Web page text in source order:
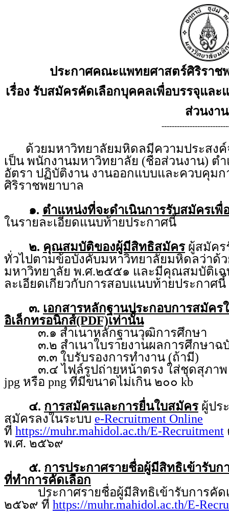
ประกาศคณะแพทยศาสตร์ศิริราช
เรื่อง รับสมัครคัดเลือกบุคคลเพื่อบรรจุแล
ส่วนงา
ด้วยมหาวิทยาลัยมหิดลมีความประสงค์
เป็น พนักงานมหาวิทยาลัย (ชื่อส่วนงาน) ต
อัตรา ปฏิบัติงาน งานออกแบบและควบคุม
ศิริราชพยาบาล
๑. ตำแหน่งที่จะดำเนินการรับสมัครเพื่
ในรายละเอียดแนบท้ายประกาศนี้
๒. คุณสมบัติของผู้มีสิทธิสมัครผู้สมัคร
ทั่วไปตามข้อบังคับมหาวิทยาลัยมหิดลว่าด้
มหาวิทยาลัย พ.ศ.๒๕๕๑ และมีคุณสมบัติเฉ
ละเอียดเกี่ยวกับการสอบแนบท้ายประกาศนี้
๓. เอกสารหลักฐานประกอบการสมัค
อิเล็กทรอนิกส์(PDF)เท่านั้น
๓.๑ สำเนาหลักฐานวุฒิการศึกษา
๓.๒ สำเนาใบรายงานผลการศึกษาฉ
๓.๓ ใบรับรองการทำงาน (ถ้ามี)
๓.๔ ไฟล์รูปถ่ายหน้าตรง ใส่ชุดสุภาพ ถ่
jpg หรือ png ที่มีขนาดไม่เกิน ๒๐๐ kb
๔. การสมัครและการยื่นใบสมัครผู้ปร
สมัครลงในระบบ e-Recruitment Online
ที่ https://muhr.mahidol.ac.th/E-Recruitment
พ.ศ. ๒๕๖๙
๕. การประกาศรายชื่อผู้มีสิทธิเข้ารับก
ที่ทำการคัดเลือก
ประกาศรายชื่อผู้มีสิทธิเข้ารับการคัดเ
๒๕๖๙ ที่ https://muhr.mahidol.ac.th/E-